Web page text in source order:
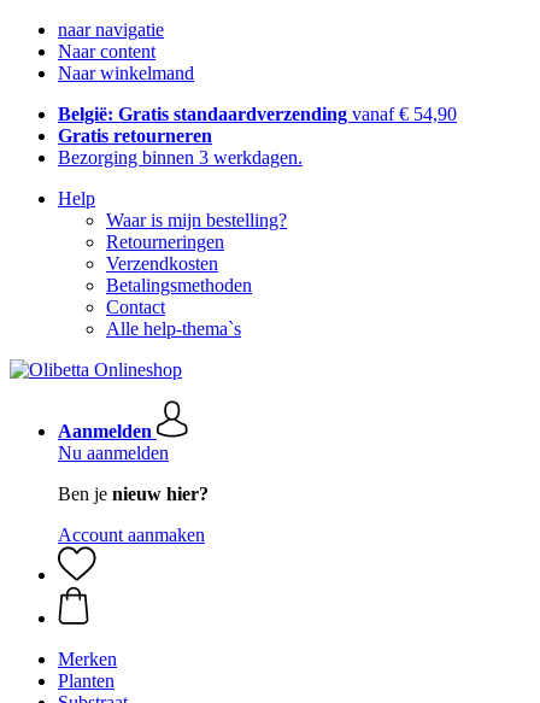
naar navigatie
Naar content
Naar winkelmand
België: Gratis standaardverzending vanaf € 54,90
Gratis retourneren
Bezorging binnen 3 werkdagen.
Help
Waar is mijn bestelling?
Retourneringen
Verzendkosten
Betalingsmethoden
Contact
Alle help-thema`s
Aanmelden
Nu aanmelden
Ben je nieuw hier?
Account aanmaken
Merken
Planten